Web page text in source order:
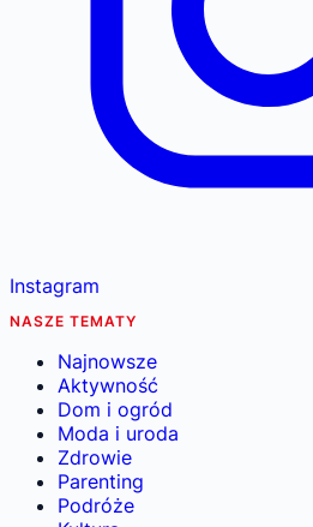
Instagram
NASZE TEMATY
Najnowsze
Aktywność
Dom i ogród
Moda i uroda
Zdrowie
Parenting
Podróże